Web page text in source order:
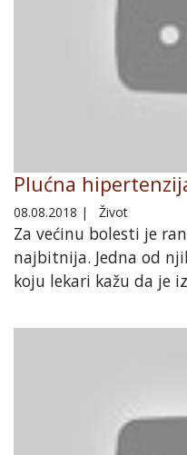
Plućna
08.08.2018 | Život
Za većinu bolesti je
najbitnija. Jedna od
koju lekari kažu da je